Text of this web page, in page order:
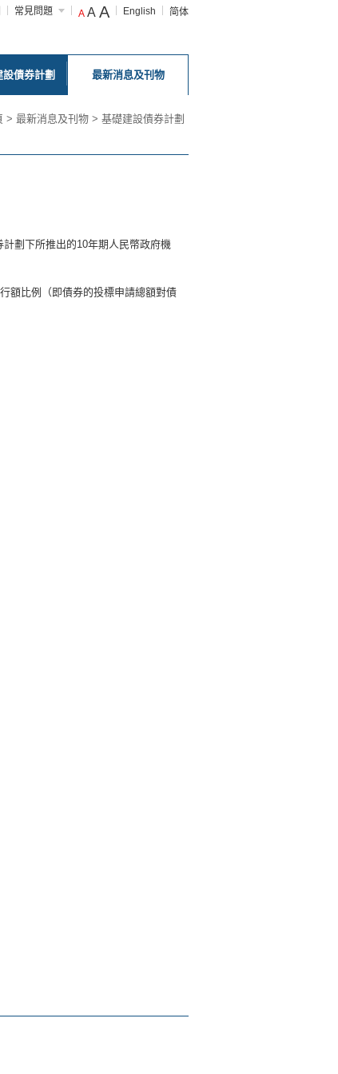
常見問題 A A A English 简体
債券計劃 最新消息及刊物
> 最新消息及刊物 > 基礎建設債券計劃
劃下所推出的10年期人民幣政府機
額比例（即債券的投標申請總額對債